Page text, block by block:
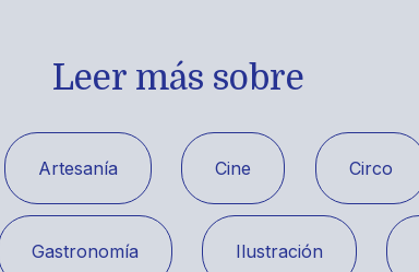
Leer más sobre
Artesanía Cine Circo
Gastronomía Ilustración